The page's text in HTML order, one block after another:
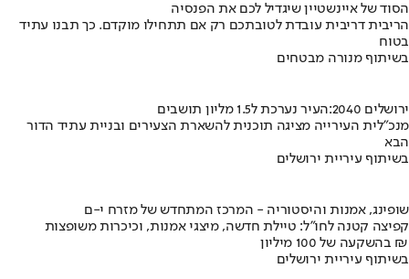
הסוד של איינשטיין שיגדיל לכם את הפנסיה
הריבית דריבית עובדת לטובתכם רק אם תתחילו מוקדם. כך תבנו עתיד
בטוח
בשיתוף מנורה מבטחים
ירושלים 2040:העיר נערכת ל1.5 מליון תושבים
מנכ"לית העירייה מציגה תוכנית להשארת הצעירים ובניית עתיד הדור
הבא
בשיתוף עיריית ירושלים
שופינג, אמנות והיסטוריה - המרכז המתחדש של מזרח י-ם
קפיצה קטנה לחו"ל: טיילת חדשה, מיצגי אמנות, וכיכרות משופצות
בהשקעה של 100 מיליון ₪
בשיתוף עיריית ירושלים